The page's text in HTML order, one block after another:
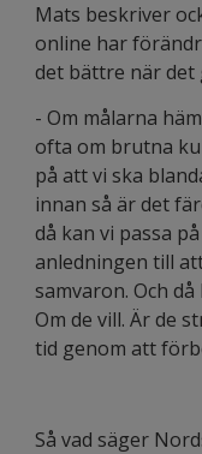
Mats beskriver
online har
det bättre när det
- Om målarna
ofta om brutna
på att vi ska
innan så är det
då kan vi passa
anledningen till
samvaron. Och
Om de vill. Är de
tid genom att
Så vad säger